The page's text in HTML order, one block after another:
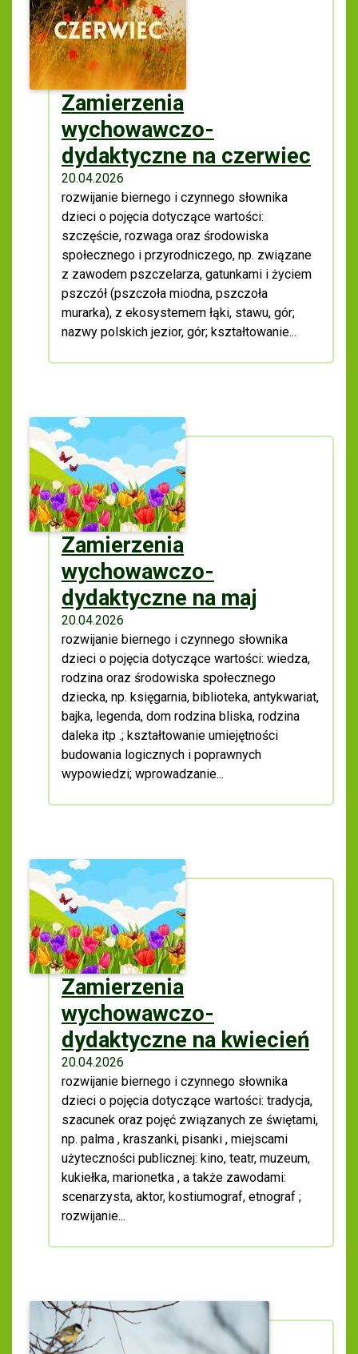
Zamierzenia
wychowawczo-
dydaktyczne na czerwiec
20.04.2026
rozwijanie biernego i czynnego słownika
dzieci o pojęcia dotyczące wartości:
szczęście, rozwaga oraz środowiska
społecznego i przyrodniczego, np. związane
z zawodem pszczelarza, gatunkami i życiem
pszczół (pszczoła miodna, pszczoła
murarka), z ekosystemem łąki, stawu, gór;
nazwy polskich jezior, gór; kształtowanie...
Zamierzenia
wychowawczo-
dydaktyczne na maj
20.04.2026
rozwijanie biernego i czynnego słownika
dzieci o pojęcia dotyczące wartości: wiedza,
rodzina oraz środowiska społecznego
dziecka, np. księgarnia, biblioteka, antykwariat,
bajka, legenda, dom rodzina bliska, rodzina
daleka itp .; kształtowanie umiejętności
budowania logicz­nych i poprawnych
wypowiedzi; wprowadzanie...
Zamierzenia
wychowawczo-
dydaktyczne na kwiecień
20.04.2026
rozwijanie biernego i czynnego słownika
dzieci o pojęcia dotyczące wartości: tradycja,
szacunek oraz pojęć związanych ze świętami,
np. palma , kraszanki, pisanki , miejscami
użyteczności publicznej: kino, teatr, muzeum,
kukiełka, marionetka , a także zawodami:
scenarzysta, aktor, kostiumograf, etnograf ;
rozwijanie...